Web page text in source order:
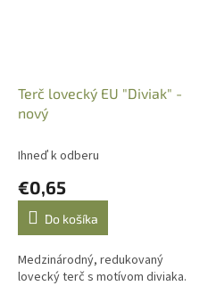
Terč lovecký EU "Diviak" -
nový
Ihneď k odberu
€0,65
Do košíka
Medzinárodný, redukovaný
lovecký terč s motívom diviaka.